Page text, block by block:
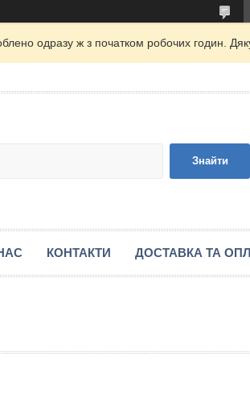
одразу ж з початком робочих годин.
Знайти
КОНТАКТИ ДОСТАВКА ТА